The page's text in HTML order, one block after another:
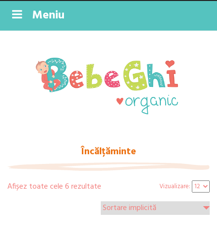
Meniu
Încălțăminte
Afișez toate cele 6 rezultate Vizualizare: